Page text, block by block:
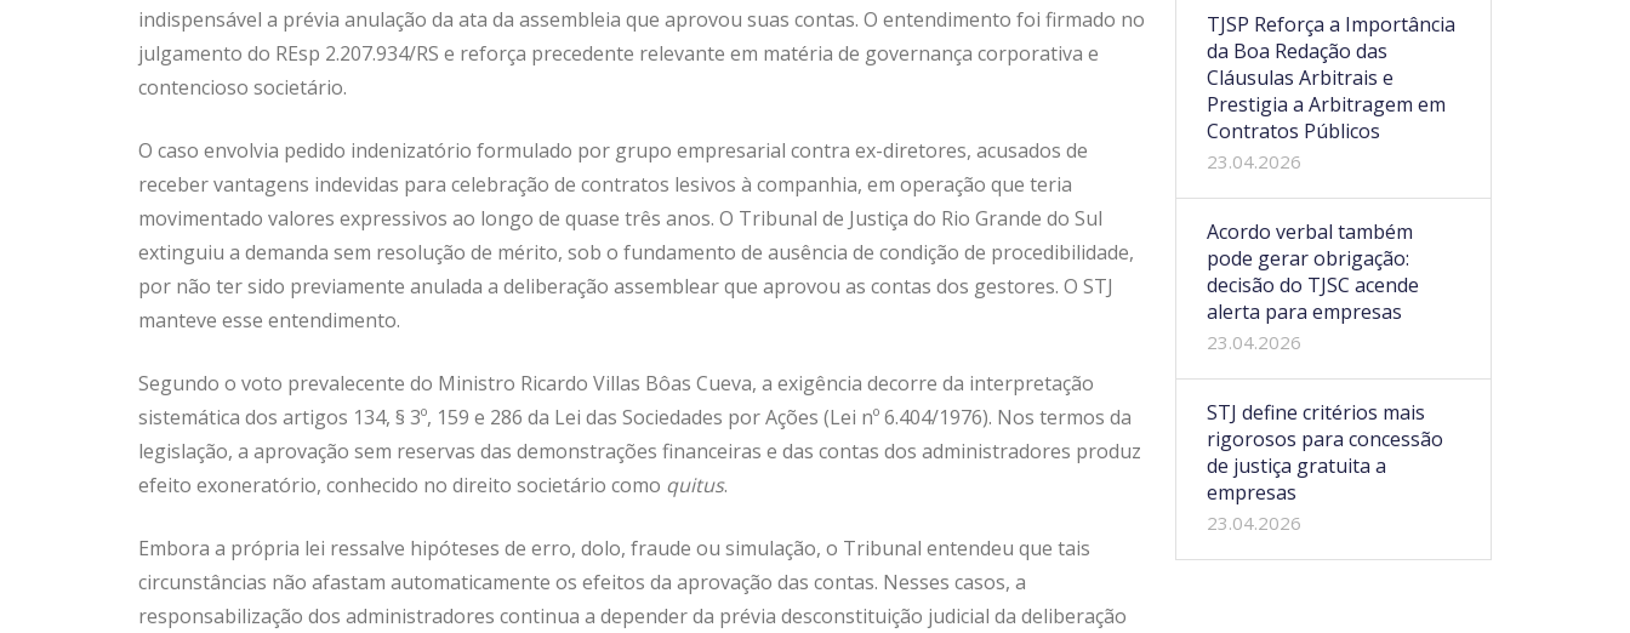
indispensável a prévia anulação da ata da assembleia que aprovou suas contas. O entendimento foi firmado no
julgamento do REsp 2.207.934/RS e reforça precedente relevante em matéria de governança corporativa e
contencioso societário.
O caso envolvia pedido indenizatório formulado por grupo empresarial contra ex-diretores, acusados de
receber vantagens indevidas para celebração de contratos lesivos à companhia, em operação que teria
movimentado valores expressivos ao longo de quase três anos. O Tribunal de Justiça do Rio Grande do Sul
extinguiu a demanda sem resolução de mérito, sob o fundamento de ausência de condição de procedibilidade,
por não ter sido previamente anulada a deliberação assemblear que aprovou as contas dos gestores. O STJ
manteve esse entendimento.
Segundo o voto prevalecente do Ministro Ricardo Villas Bôas Cueva, a exigência decorre da interpretação
sistemática dos artigos 134, § 3º, 159 e 286 da Lei das Sociedades por Ações (Lei nº 6.404/1976). Nos termos da
legislação, a aprovação sem reservas das demonstrações financeiras e das contas dos administradores produz
efeito exoneratório, conhecido no direito societário como quitus.
Embora a própria lei ressalve hipóteses de erro, dolo, fraude ou simulação, o Tribunal entendeu que tais
circunstâncias não afastam automaticamente os efeitos da aprovação das contas. Nesses casos, a
responsabilização dos administradores continua a depender da prévia desconstituição judicial da deliberação
TJSP Reforça a Importância
da Boa Redação das
Cláusulas Arbitrais e
Prestigia a Arbitragem em
Contratos Públicos
23.04.2026
Acordo verbal também
pode gerar obrigação:
decisão do TJSC acende
alerta para empresas
23.04.2026
STJ define critérios mais
rigorosos para concessão
de justiça gratuita a
empresas
23.04.2026